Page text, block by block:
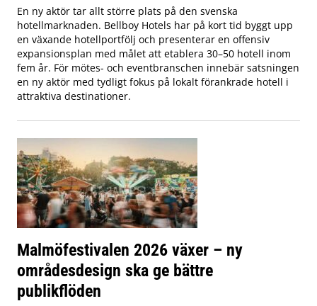
En ny aktör tar allt större plats på den svenska
hotellmarknaden. Bellboy Hotels har på kort tid byggt upp
en växande hotellportfölj och presenterar en offensiv
expansionsplan med målet att etablera 30–50 hotell inom
fem år. För mötes- och eventbranschen innebär satsningen
en ny aktör med tydligt fokus på lokalt förankrade hotell i
attraktiva destinationer.
Malmöfestivalen 2026 växer – ny
områdesdesign ska ge bättre
publikflöden